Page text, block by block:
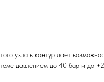
узла в контур дает
давлением до 40 бар и до